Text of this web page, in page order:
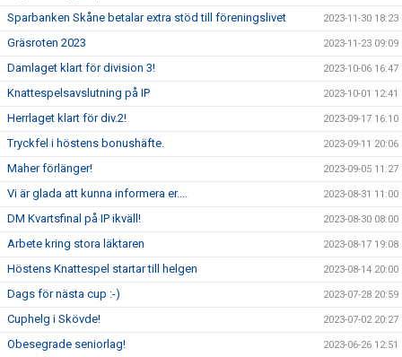
Sparbanken Skåne betalar extra stöd till föreningslivet 2023-11-30 18:23
Gräsroten 2023 2023-11-23 09:09
Damlaget klart för division 3! 2023-10-06 16:47
Knattespelsavslutning på IP 2023-10-01 12:41
Herrlaget klart för div.2! 2023-09-17 16:10
Tryckfel i höstens bonushäfte. 2023-09-11 20:06
Maher förlänger! 2023-09-05 11:27
Vi är glada att kunna informera er…. 2023-08-31 11:00
DM Kvartsfinal på IP ikväll! 2023-08-30 08:00
Arbete kring stora läktaren 2023-08-17 19:08
Höstens Knattespel startar till helgen 2023-08-14 20:00
Dags för nästa cup :-) 2023-07-28 20:59
Cuphelg i Skövde! 2023-07-02 20:27
Obesegrade seniorlag! 2023-06-26 12:51